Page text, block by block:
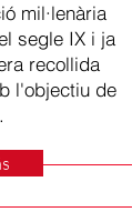
mil·lenària
segle IX i ja
recollida
l'objectiu de